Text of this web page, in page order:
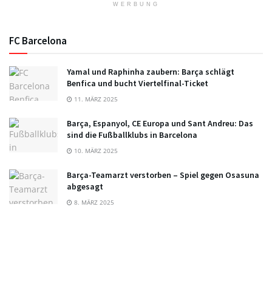
WERBUNG
FC Barcelona
Yamal und Raphinha zaubern: Barça schlägt
Benfica und bucht Viertelfinal-Ticket
11. MÄRZ 2025
Barça, Espanyol, CE Europa und Sant Andreu: Das
sind die Fußballklubs in Barcelona
10. MÄRZ 2025
Barça-Teamarzt verstorben – Spiel gegen Osasuna
abgesagt
8. MÄRZ 2025